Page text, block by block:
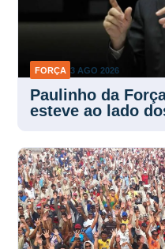
FORÇA 3 AGO 2026
Paulinho da
esteve ao lado